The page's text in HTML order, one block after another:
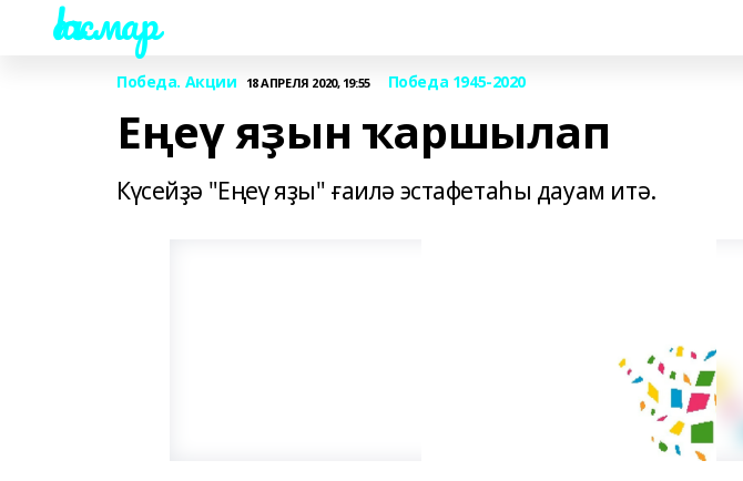
Һаҡмар
Победа. Акции 18 АПРЕЛЯ 2020, 19:55 Победа 1945-2020
Еңеү яҙын ҡаршылап
Күсейҙә "Еңеү яҙы" ғаилә эстафетаһы дауам итә.